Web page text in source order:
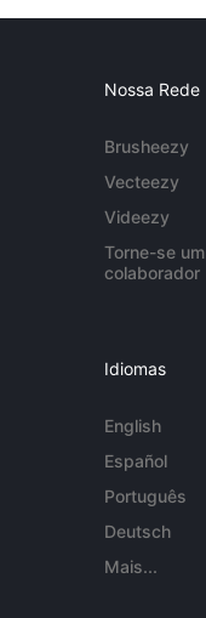
Nossa Rede
Brusheezy
Vecteezy
Videezy
Torne-se um
colaborador
Idiomas
English
Español
Português
Deutsch
Mais...